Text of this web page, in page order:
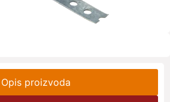
Opis proizvoda